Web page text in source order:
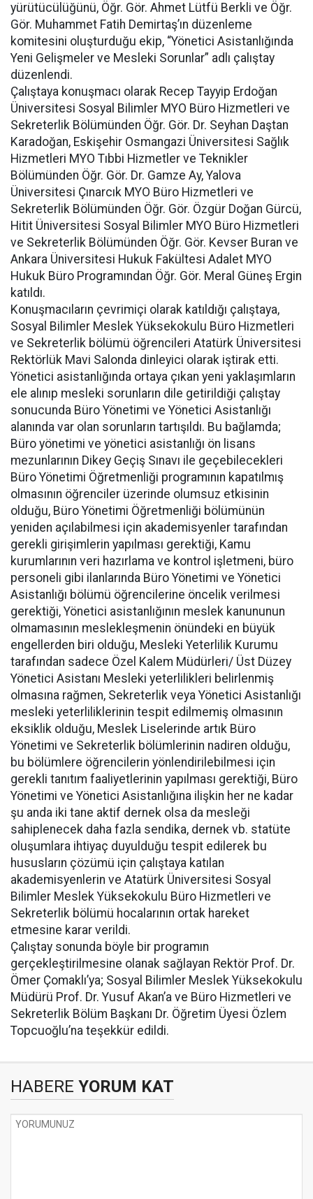
yürütücülüğünü, Öğr. Gör. Ahmet Lütfü Berkli ve Öğr.
Gör. Muhammet Fatih Demirtaş’ın düzenleme
komitesini oluşturduğu ekip, “Yönetici Asistanlığında
Yeni Gelişmeler ve Mesleki Sorunlar” adlı çalıştay
düzenlendi.
Çalıştaya konuşmacı olarak Recep Tayyip Erdoğan
Üniversitesi Sosyal Bilimler MYO Büro Hizmetleri ve
Sekreterlik Bölümünden Öğr. Gör. Dr. Seyhan Daştan
Karadoğan, Eskişehir Osmangazi Üniversitesi Sağlık
Hizmetleri MYO Tıbbi Hizmetler ve Teknikler
Bölümünden Öğr. Gör. Dr. Gamze Ay, Yalova
Üniversitesi Çınarcık MYO Büro Hizmetleri ve
Sekreterlik Bölümünden Öğr. Gör. Özgür Doğan Gürcü,
Hitit Üniversitesi Sosyal Bilimler MYO Büro Hizmetleri
ve Sekreterlik Bölümünden Öğr. Gör. Kevser Buran ve
Ankara Üniversitesi Hukuk Fakültesi Adalet MYO
Hukuk Büro Programından Öğr. Gör. Meral Güneş Ergin
katıldı.
Konuşmacıların çevrimiçi olarak katıldığı çalıştaya,
Sosyal Bilimler Meslek Yüksekokulu Büro Hizmetleri
ve Sekreterlik bölümü öğrencileri Atatürk Üniversitesi
Rektörlük Mavi Salonda dinleyici olarak iştirak etti.
Yönetici asistanlığında ortaya çıkan yeni yaklaşımların
ele alınıp mesleki sorunların dile getirildiği çalıştay
sonucunda Büro Yönetimi ve Yönetici Asistanlığı
alanında var olan sorunların tartışıldı. Bu bağlamda;
Büro yönetimi ve yönetici asistanlığı ön lisans
mezunlarının Dikey Geçiş Sınavı ile geçebilecekleri
Büro Yönetimi Öğretmenliği programının kapatılmış
olmasının öğrenciler üzerinde olumsuz etkisinin
olduğu, Büro Yönetimi Öğretmenliği bölümünün
yeniden açılabilmesi için akademisyenler tarafından
gerekli girişimlerin yapılması gerektiği, Kamu
kurumlarının veri hazırlama ve kontrol işletmeni, büro
personeli gibi ilanlarında Büro Yönetimi ve Yönetici
Asistanlığı bölümü öğrencilerine öncelik verilmesi
gerektiği, Yönetici asistanlığının meslek kanununun
olmamasının meslekleşmenin önündeki en büyük
engellerden biri olduğu, Mesleki Yeterlilik Kurumu
tarafından sadece Özel Kalem Müdürleri/ Üst Düzey
Yönetici Asistanı Mesleki yeterlilikleri belirlenmiş
olmasına rağmen, Sekreterlik veya Yönetici Asistanlığı
mesleki yeterliliklerinin tespit edilmemiş olmasının
eksiklik olduğu, Meslek Liselerinde artık Büro
Yönetimi ve Sekreterlik bölümlerinin nadiren olduğu,
bu bölümlere öğrencilerin yönlendirilebilmesi için
gerekli tanıtım faaliyetlerinin yapılması gerektiği, Büro
Yönetimi ve Yönetici Asistanlığına ilişkin her ne kadar
şu anda iki tane aktif dernek olsa da mesleği
sahiplenecek daha fazla sendika, dernek vb. statüte
oluşumlara ihtiyaç duyulduğu tespit edilerek bu
hususların çözümü için çalıştaya katılan
akademisyenlerin ve Atatürk Üniversitesi Sosyal
Bilimler Meslek Yüksekokulu Büro Hizmetleri ve
Sekreterlik bölümü hocalarının ortak hareket
etmesine karar verildi.
Çalıştay sonunda böyle bir programın
gerçekleştirilmesine olanak sağlayan Rektör Prof. Dr.
Ömer Çomaklı’ya; Sosyal Bilimler Meslek Yüksekokulu
Müdürü Prof. Dr. Yusuf Akan’a ve Büro Hizmetleri ve
Sekreterlik Bölüm Başkanı Dr. Öğretim Üyesi Özlem
Topcuoğlu’na teşekkür edildi.
HABERE YORUM KAT